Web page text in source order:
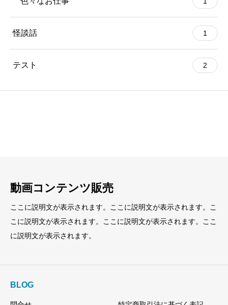
怪談話 1
テスト 2
動画コンテンツ販売
ここに説明文が表示されます。ここに説明文が表示されます。こ
こに説明文が表示されます。ここに説明文が表示されます。ここ
に説明文が表示されます。
BLOG